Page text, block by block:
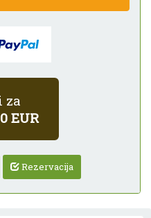
za
EUR
Rezervacija